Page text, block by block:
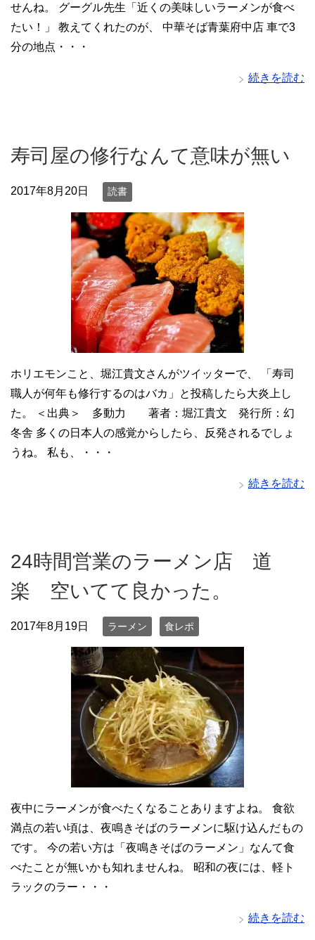
せんね。 グーグル先生「近くの美味しいラーメンが食べ
たい！」 教えてくれたのが、 中華そば青葉府中店 車で3
分の地点・・・
続きを読む
寿司屋の修行なんて意味が無い
2017年8月20日 読書
ホリエモンこと、堀江貴文さんがツイッターで、 「寿司
職人が何年も修行するのはバカ」と投稿したら大炎上し
た。 ＜出典＞ 多動力 著者：堀江貴文 発行所：幻
冬舎 多くの日本人の感覚からしたら、反発されるでしょ
うね。 私も、・・・
続きを読む
24時間営業のラーメン店 道
楽 空いてて良かった。
2017年8月19日 ラーメン 食レポ
夜中にラーメンが食べたくなることありますよね。 食欲
満点の若い頃は、夜鳴きそばのラーメンに駆け込んだもの
です。 今の若い方は「夜鳴きそばのラーメン」なんて食
べたことが無いかも知れませんね。 昭和の夜には、軽ト
ラックのラー・・・
続きを読む